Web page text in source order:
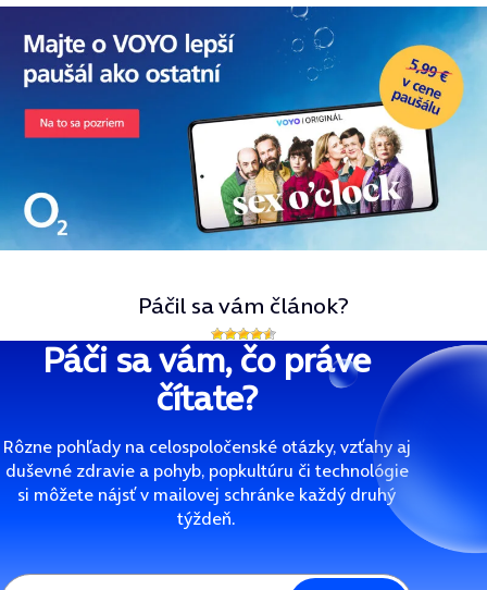
Páčil sa vám článok?
Páči sa vám, čo práve
čítate?
Rôzne pohľady na celospoločenské otázky, vzťahy aj
duševné zdravie a pohyb, popkultúru či technológie
si môžete nájsť v mailovej schránke každý druhý
týždeň.